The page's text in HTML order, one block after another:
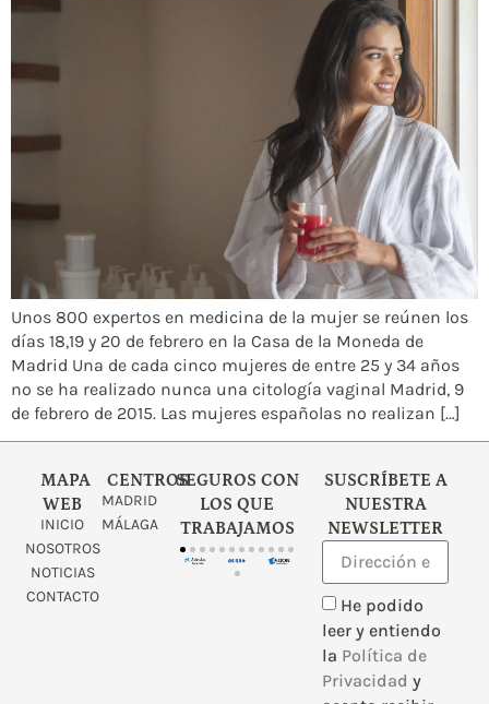
Unos 800 expertos en medicina de la mujer se reúnen los
días 18,19 y 20 de febrero en la Casa de la Moneda de
Madrid Una de cada cinco mujeres de entre 25 y 34 años
no se ha realizado nunca una citología vaginal Madrid, 9
de febrero de 2015. Las mujeres españolas no realizan […]
MAPA
WEB
INICIO
NOSOTROS
NOTICIAS
CONTACTO
CENTROS
MADRID
MÁLAGA
SEGUROS CON
LOS QUE
TRABAJAMOS
SUSCRÍBETE A
NUESTRA
NEWSLETTER
He podido
leer y entiendo
la Política de
Privacidad y